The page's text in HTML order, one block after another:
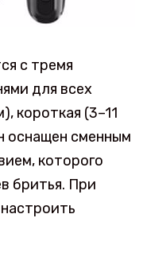
с тремя
для всех
короткая (3–11
оснащен сменным
которого
бритья. При